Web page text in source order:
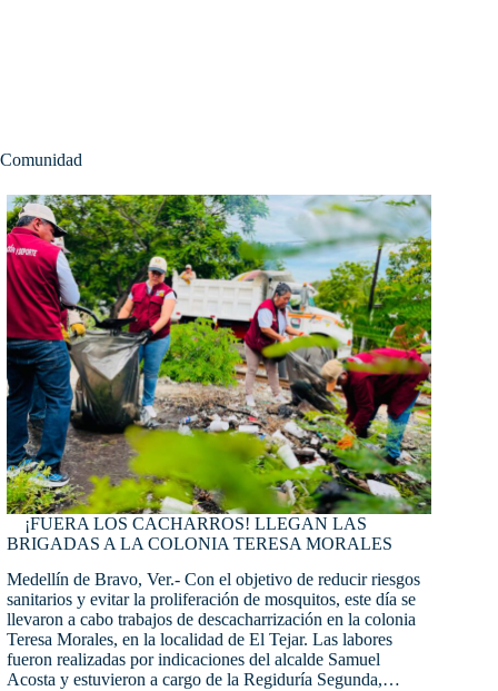
Comunidad
¡FUERA LOS CACHARROS! LLEGAN LAS
BRIGADAS A LA COLONIA TERESA MORALES
Medellín de Bravo, Ver.- Con el objetivo de reducir riesgos
sanitarios y evitar la proliferación de mosquitos, este día se
llevaron a cabo trabajos de descacharrización en la colonia
Teresa Morales, en la localidad de El Tejar. Las labores
fueron realizadas por indicaciones del alcalde Samuel
Acosta y estuvieron a cargo de la Regiduría Segunda,…